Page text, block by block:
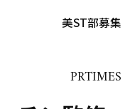
美ST部募集
PRTIMES